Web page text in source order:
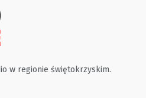
w regionie świętokrzyskim.